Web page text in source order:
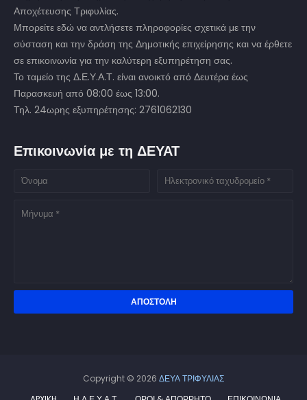
Αποχέτευσης Τριφυλίας.
Μπορείτε εδώ να αντλήσετε πληροφορίες σχετικά με την
σύσταση και την δράση της Δημοτικής επιχείρησης και να έρθετε
σε επικοινωνία για την καλύτερη εξυπηρέτηση σας.
Το ταμείο της Δ.Ε.Υ.Α.Τ. είναι ανοικτό από Δευτέρα έως
Παρασκευή από 08:00 έως 13:00.
Τηλ. 24ωρης εξυπηρέτησης: 2761062130
Επικοινωνία με τη ΔΕΥΑΤ
Copyright © 2026 ΔΕΥΑ ΤΡΙΦΥΛΙΑΣ